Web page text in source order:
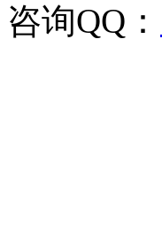
咨询QQ：